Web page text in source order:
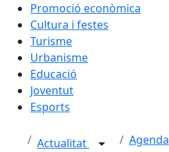
Promoció econòmica
Cultura i festes
Turisme
Urbanisme
Educació
Joventut
Esports
Actualitat Agenda